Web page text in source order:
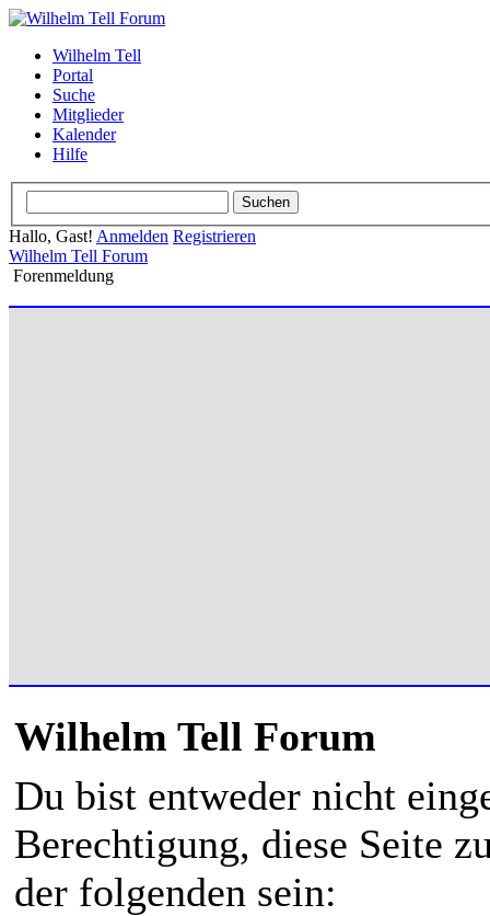
Wilhelm Tell
Portal
Suche
Mitglieder
Kalender
Hilfe
Hallo, Gast! Anmelden Registrieren
Wilhelm Tell Forum
Forenmeldung
Wilhelm Tell Forum
Du bist entweder nicht
Berechtigung, diese Seite
der folgenden sein: